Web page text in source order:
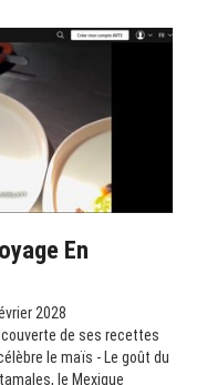
En
2028
de ses recettes
le maïs - Le goût du
le Mexique